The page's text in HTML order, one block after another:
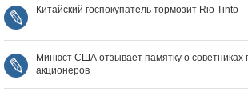
Китайский госпокупатель тормозит Rio Tinto
Минюст США отзывает памятку о советниках
акционеров